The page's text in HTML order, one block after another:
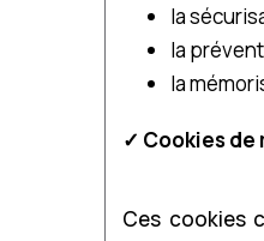
la
la
la
✓ Cookies de
Ces cookies